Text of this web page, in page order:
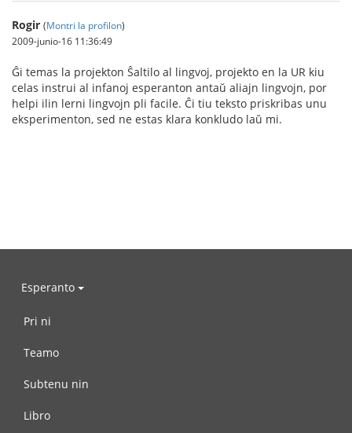
Rogir (Montri la profilon)
2009-junio-16 11:36:49
Ĝi temas la projekton Ŝaltilo al lingvoj, projekto en la UR kiu
celas instrui al infanoj esperanton antaŭ aliajn lingvojn, por
helpi ilin lerni lingvojn pli facile. Ĉi tiu teksto priskribas unu
eksperimenton, sed ne estas klara konkludo laŭ mi.
Esperanto
Pri ni
Teamo
Subtenu nin
Libro